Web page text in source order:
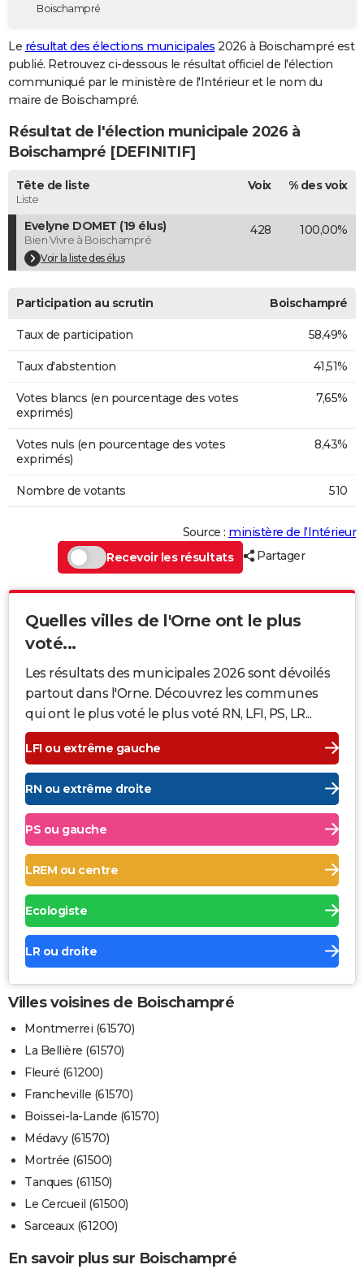
Destinations
City break
Voyage nature
Voyage de noces
Forum
GUIDES D'ACHAT
BONS PLANS
Carte de Noël
Carte Bonne année
Carte Saint-Valentin
Carte Pâques
Carte d'anniversaire
DICTIONNAIRE
Dictionnaire
Biographies
Citations
Expressions
Proverbes
PROGRAMME TV
COPAINS D'AVANT
S'inscrire
Se connecter
Lycées
Collèges
Primaires
Universités
Entreprises
Service militaire
Avis de recherche
AVIS DE DÉCÈS
Bricolage
Television
Boischampré
Le résultat des élections municipales 2026 à Boischampré est
publié. Retrouvez ci-dessous le résultat officiel de l'élection
communiqué par le ministère de l'Intérieur et le nom du
maire de Boischampré.
Résultat de l'élection municipale 2026 à
Boischampré [DEFINITIF]
Tête de liste
Liste
Voix % des voix
Evelyne DOMET (19 élus)
Bien Vivre à Boischampré
Voir la liste des élus
428 100,00%
Participation au scrutin Boischampré
Taux de participation 58,49%
Taux d'abstention 41,51%
Votes blancs (en pourcentage des votes
exprimés)
7,65%
Votes nuls (en pourcentage des votes
exprimés)
8,43%
Nombre de votants 510
Source : ministère de l’Intérieur
Recevoir les résultats
Partager
Quelles villes de l'Orne ont le plus
voté...
Les résultats des municipales 2026 sont dévoilés
partout dans l'Orne. Découvrez les communes
qui ont le plus voté le plus voté RN, LFI, PS, LR...
LFI ou extrême gauche
RN ou extrême droite
PS ou gauche
LREM ou centre
Ecologiste
LR ou droite
Villes voisines de Boischampré
Montmerrei (61570)
La Bellière (61570)
Fleuré (61200)
Francheville (61570)
Boissei-la-Lande (61570)
Médavy (61570)
Mortrée (61500)
Tanques (61150)
Le Cercueil (61500)
Sarceaux (61200)
En savoir plus sur Boischampré